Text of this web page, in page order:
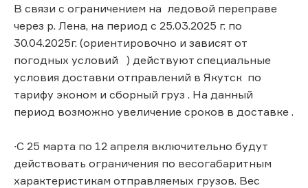
В связи с ограничением на ледовой переправе
через р. Лена, на период с 25.03.2025 г. по
30.04.2025г. (ориентировочно и зависят от
погодных условий ) действуют специальные
условия доставки отправлений в Якутск по
тарифу эконом и сборный груз . На данный
период возможно увеличение сроков в доставке .
∙С 25 марта по 12 апреля включительно будут
действовать ограничения по весогабаритным
характеристикам отправляемых грузов. Вес